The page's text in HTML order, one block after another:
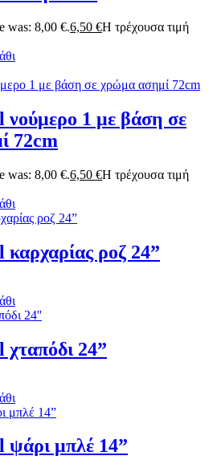
was: 8,00 €.6,50 €Η τρέχουσα τιμή
1 με βάση σε
72cm
was: 8,00 €.6,50 €Η τρέχουσα τιμή
ροζ 24”
24”
μπλέ 14”